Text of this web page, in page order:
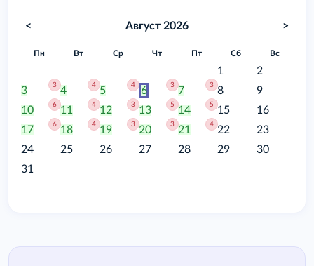
< Август 2026 >
Пн Вт Ср Чт Пт Сб Вс
1 2
3
3
4
4
4
5
3
6
3
7 8 9
6
10
4
11
3
12
5
13
5
14 15 16
6
17
4
18
3
19
3
20
4
21 22
23
24
25 26 27 28 29
30
31